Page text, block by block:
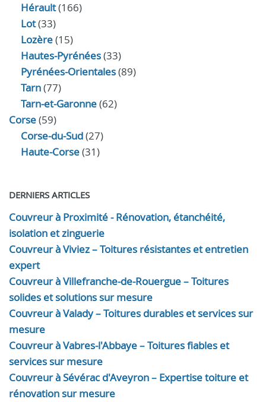
Hérault(166)
Lot(33)
Lozère(15)
Hautes-Pyrénées(33)
Pyrénées-Orientales(89)
Tarn(77)
Tarn-et-Garonne(62)
Corse(59)
Corse-du-Sud(27)
Haute-Corse(31)
DERNIERS ARTICLES
Couvreur à Proximité - Rénovation, étanchéité,
isolation et zinguerie
Couvreur à Viviez – Toitures résistantes et entretien
expert
Couvreur à Villefranche-de-Rouergue – Toitures
solides et solutions sur mesure
Couvreur à Valady – Toitures durables et services sur
mesure
Couvreur à Vabres-l'Abbaye – Toitures fiables et
services sur mesure
Couvreur à Sévérac d'Aveyron – Expertise toiture et
rénovation sur mesure